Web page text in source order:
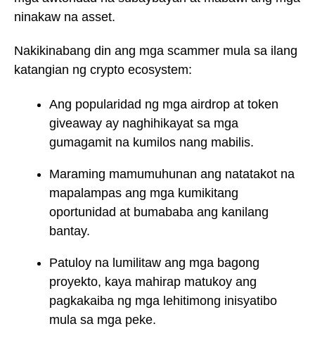
ninakaw na asset.
Nakikinabang din ang mga scammer mula sa ilang
katangian ng crypto ecosystem:
Ang popularidad ng mga airdrop at token
giveaway ay naghihikayat sa mga
gumagamit na kumilos nang mabilis.
Maraming mamumuhunan ang natatakot na
mapalampas ang mga kumikitang
oportunidad at bumababa ang kanilang
bantay.
Patuloy na lumilitaw ang mga bagong
proyekto, kaya mahirap matukoy ang
pagkakaiba ng mga lehitimong inisyatibo
mula sa mga peke.